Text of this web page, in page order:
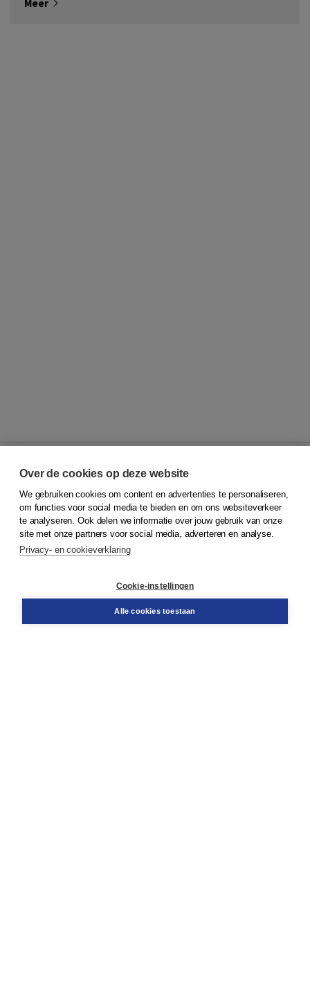
Meer
© 2026Koninklijke Boom uitgevers
Klantenservice
Service & informatie
Contact
Over de cookies op deze website
We gebruiken cookies om content en advertenties te personaliseren,
om functies voor social media te bieden en om ons websiteverkeer
te analyseren. Ook delen we informatie over jouw gebruik van onze
site met onze partners voor social media, adverteren en analyse.
Privacy- en cookieverklaring
Cookie-instellingen
Alle cookies toestaan